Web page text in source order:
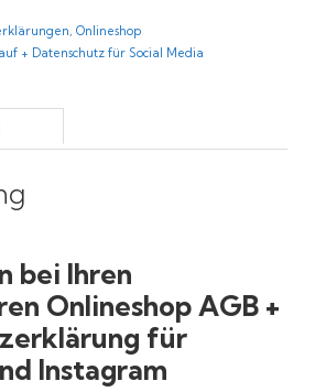
, Onlineshop
+ Datenschutz für Social Media
bei Ihren
Onlineshop AGB +
für
Instagram